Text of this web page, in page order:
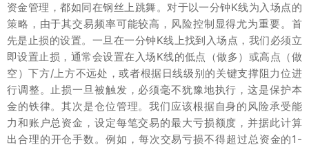
资金管理，都如同在钢丝上跳舞。对于以一分钟K线为入场点的
策略，由于其交易频率可能较高，风险控制显得尤为重要。首
先是止损的设置。一旦在一分钟K线上找到入场点，我们必须立
即设置止损，通常会设置在入场K线的低点（做多）或高点（做
空）下方/上方不远处，或者根据日线级别的关键支撑阻力位进
行调整。止损一旦被触发，必须毫不犹豫地执行，这是保护本
金的铁律。其次是仓位管理。我们应该根据自身的风险承受能
力和账户总资金，设定每笔交易的最大亏损额度，并据此计算
出合理的开仓手数。例如，每次交易亏损不得超过总资金的1-